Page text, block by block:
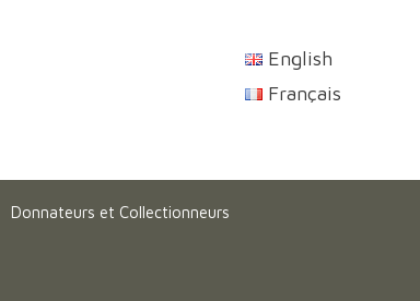
English
Français
Donnateurs et Collectionneurs